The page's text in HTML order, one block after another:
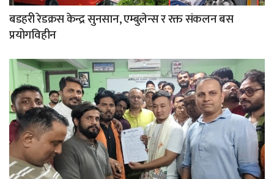
बडहरी रेडक्रस केन्द्र सुनसान, एम्बुलेन्स र रक्त संकलन बस
प्रयोगविहीन